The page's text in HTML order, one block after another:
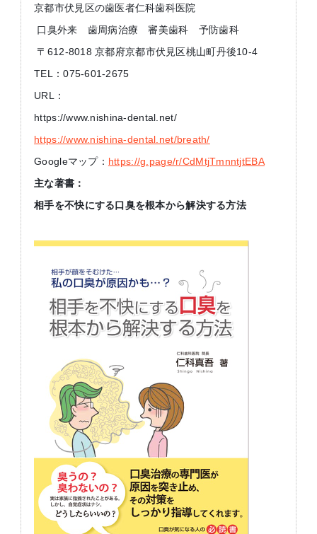
京都市伏見区の歯医者仁科歯科医院
口臭外来 歯周病治療 審美歯科 予防歯科
〒612-8018 京都府京都市伏見区桃山町丹後10-4
TEL：075-601-2675
URL：
https://www.nishina-dental.net/
https://www.nishina-dental.net/breath/
Googleマップ： https://g.page/r/CdMtjTmnntjtEBA
主な著書：
相手を不快にする口臭を根本から解決する方法